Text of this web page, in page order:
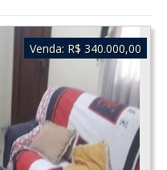
Venda: R$ 340.000,00